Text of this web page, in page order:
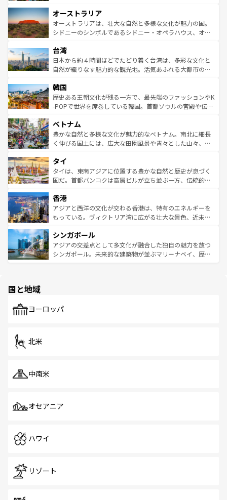
部のニューオーリンズでは、音楽と美食が融合した独特の
文化が魅力。旅行者はアメリカの各地域で異なる魅力を楽
しみながら、その多様性と豊かな歴史を感じることができ
ならではの贅沢な旅のスタイルだ。 なお、新着のアメリカ
情報はコンテンツ一覧を参照してほしい。
ワイ島は見逃せない。また、定番の観光地といえばオアフ
島だが、静かな自然を求めるならマウイ島やカウアイ島が
おすすめ。エメラルドグリーンに輝く海をはじめ、豊かな
れるおもてなしの心で訪れる人々を迎えてくれるハワイの
人々、おいしいローカルフードやハワイアンミュージッ
ク、伝統的なフラダンスなど、すべてがハワイの魅力を彩
ワイを、存分に味わってほしい。 なお、新着のハワイ情報
はコンテンツ一覧を参照してほしい。
オーストラリア
オーストラリアは、壮大な自然と多様な文化が魅力の国。
シドニーのシンボルであるシドニー・オペラハウス、オー
リアリーフや大陸中央部にそびえるウルル（エアーズロッ
ク）、タスマニアの美しい原生林やケアンズの熱帯雨林な
ど、見どころがたくさん。また、カフェやワイン、オージ
いる。アクティビティも充実しており、サーフィンやダイ
ビング、ハイキングなど、アウトドア好きにはたまらな
い。オーストラリアの多彩な魅力を存分に味わいつくそ
参照してほしい。
台湾
日本から約４時間ほどでたどり着く台湾は、多彩な文化と
自然が織りなす魅力的な観光地。活気あふれる大都市の台
ン）、静ひつな山岳地帯である台湾東部など、都市の喧騒
と山間の静けさが共存しており、訪れる人に新しい発見と
驚きをもたらしてくれる。また、奥深い台湾の食文化も魅
容にもいいと評判のスイーツなど、バラエティ豊かな料理
が味わえる。 なお、新着の台湾情報は コンテンツ一覧を参
照してほしい。
韓国
歴史ある王朝文化が残る一方で、最先端のファッションやK
-POPで世界を席巻している韓国。首都ソウルの宮殿や伝統
き、地方に足を延ばせば四季折々の自然美を楽しむことが
できる。そして、キムチや焼肉、絶品のストリートフード
まで、さまざまな韓国料理が待っている。夜には、韓国な
リティに包まれながら、韓国の多彩な魅力を心ゆくまで味
わってみてほしい。 なお、新着の韓国情報はコンテンツ一
覧を参照してほしい。
ベトナム
豊かな自然と多様な文化が魅力的なベトナム。南北に細長
く伸びる国土には、広大な田園風景や青々とした山々、世
急速な発展と共に伝統が息づく。ハノイの古い町並みやホ
ーチミン市のフランス統治時代の建物も、独特の雰囲気を
醸し出している。また、バラエティの豊かさとおいしさで
とつ。フォーやバインミー、ベトナムコーヒーなどは、ぜ
ひ現地で味わいたい。どの地域を訪れてもあたたかい人々
が旅行者を迎えてくれるので、きっと忘れられない旅にな
参照してほしい。
タイ
タイは、東南アジアに位置する豊かな自然と歴史が息づく
国だ。首都バンコクは高層ビルが立ち並ぶ一方、伝統的な
の活気が交差している。北部ではチェンマイなどの山岳地
帯で自然と触れ合い、南部ではプーケットやクラビの美し
いビーチでリゾート気分を楽しむことができる。タイ料理
激する。気候は一年中温暖で、どの季節にも異なる楽しみ
が待っている。親しみやすいタイの人々、仏教を中心とし
た文化、そして多様な観光資源が、訪れる旅人を魅了し続
香港
アジアと西洋の文化が交わる香港は、特有のエネルギーを
もっている。ヴィクトリア湾に広がる壮大な景色、近未来
み、どこを訪れても感動するはず。観光スポットが密集し
ており、効率よく見どころを回れるのも魅力。息をのむよ
うな絶景から文化的な体験まで、香港を存分に楽しみ尽く
シンガポール
アジアの交差点として多文化が融合した独自の魅力を放つ
シンガポール。未来的な建築物が並ぶマリーナベイ、歴史
で、ホーカーズは地元の風情を楽しめる外せないスポット
国と地域
ヨーロッパ
北米
中南米
オセアニア
ハワイ
リゾート